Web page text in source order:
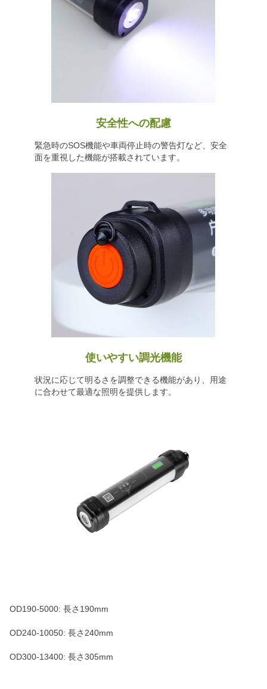
安全性への配慮
緊急時のSOS機能や車両停止時の警告灯など、安全
面を重視した機能が搭載されています。
使いやすい調光機能
状況に応じて明るさを調整できる機能があり、用途
に合わせて最適な照明を提供します。
OD190-5000: 長さ190mm
OD240-10050: 長さ240mm
OD300-13400: 長さ305mm